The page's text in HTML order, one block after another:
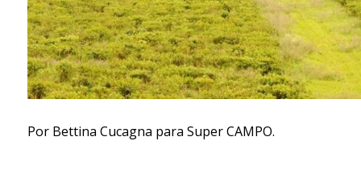
Por Bettina Cucagna para Super CAMPO.